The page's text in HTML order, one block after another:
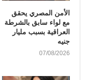
الأمن المصري يحقق
مع لواء سابق بالشرطة
العراقية بسبب مليار
جنيه
07/08/2026